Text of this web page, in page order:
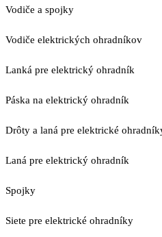
Vodiče a spojky
Vodiče elektrických ohradníkov
Lanká pre elektrický ohradník
Páska na elektrický ohradník
Drôty a laná pre elektrické
Laná pre elektrický ohradník
Spojky
Siete pre elektrické ohradníky